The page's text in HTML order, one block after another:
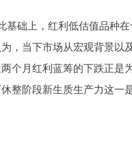
础上，红利低估值品种
，当下市场从宏观背景以
个月红利蓝筹的下跌正是
整阶段新生质生产力这一